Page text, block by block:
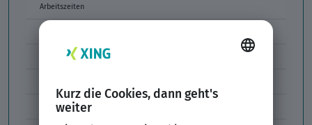
Arbeitszeiten
Formulierungen im Arbeitszeugnis
Unbefristeter Arbeitsvertrag